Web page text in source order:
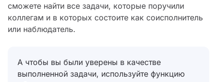
сможете найти все задачи, которые поручили
коллегам и в которых состоите как соисполнитель
или наблюдатель.
А чтобы вы были уверены в качестве
выполненной задачи, используйте функцию